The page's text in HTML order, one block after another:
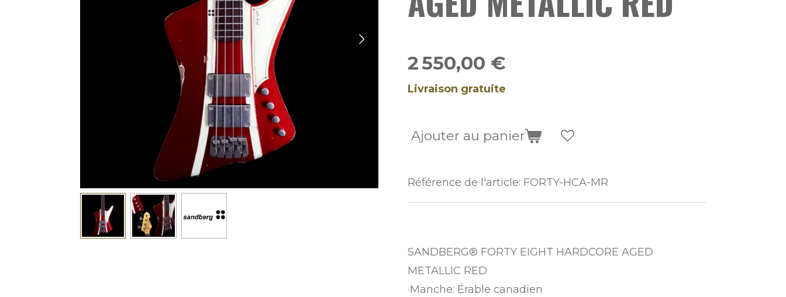
2 550,00 €
Livraison gratuite
Ajouter au panier
Référence de l'article: FORTY-HCA-MR
SANDBERG® FORTY EIGHT HARDCORE AGED
METALLIC RED
·Manche: Érable canadien